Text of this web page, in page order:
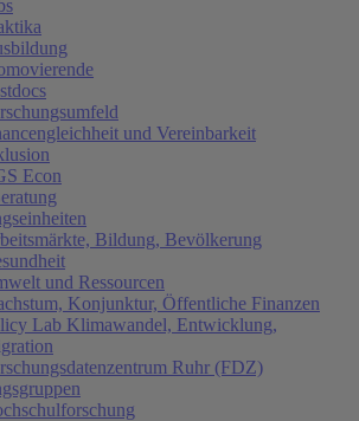
und Vereinbarkeit
Econ
Bildung, Bevölkerung
und Ressourcen
Konjunktur, Öffentliche Finanzen
Lab Klimawandel, Entwicklung,
Ruhr (FDZ)